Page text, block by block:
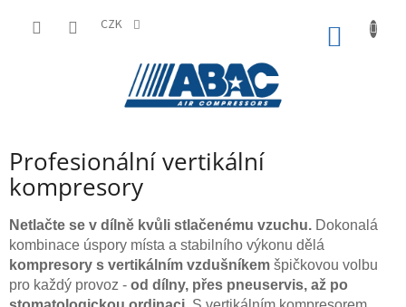
CZK
Profesionální vertikální
kompresory
Netlačte se v dílně kvůli stlačenému vzuchu. Dokonalá
kombinace úspory místa a stabilního výkonu dělá
kompresory s vertikálním vzdušníkem špičkovou volbu
pro každý provoz - od dílny, přes pneuservis, až po